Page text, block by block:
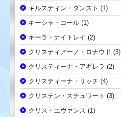
キルスティン・ダンスト (1)
キーシャ・コール (1)
キーラ・ナイトレイ (2)
クリスティアーノ・ロナウド (3)
クリスティーナ・アギレラ (2)
クリスティーナ・リッチ (4)
クリステン・スチュワート (3)
クリス・エヴァンス (1)